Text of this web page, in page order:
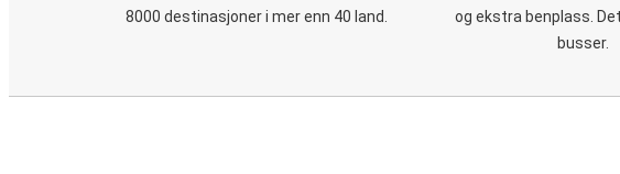
8000 destinasjoner i mer enn 40 land.
og ekstra benplass.
busser.